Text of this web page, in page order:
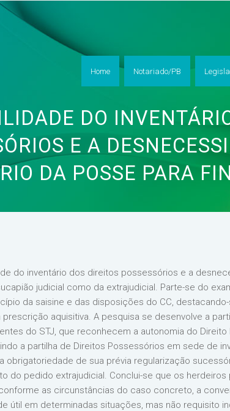
Home Notariado/PB
DO
E A
DA POSSE PARA
do inventário dos direitos possessórios e a
judicial como da extrajudicial. Parte-se do
da saisine e das disposições do CC,
aquisitiva. A pesquisa se desenvolve a
do STJ, que reconhecem a autonomia do
a partilha de Direitos Possessórios em sede de
obrigatoriedade de sua prévia regularização
do pedido extrajudicial. Conclui-se que os
as circunstâncias do caso concreto, a
útil em determinadas situações, mas não requisito